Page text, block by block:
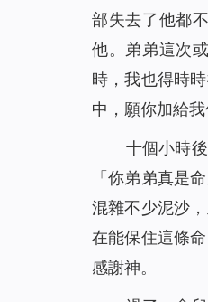
部失去了他都
他。弟弟這次
時，我也得時
中，願你加給
十個小時
「你弟弟真是
混雜不少泥沙
在能保住這條
感謝神。